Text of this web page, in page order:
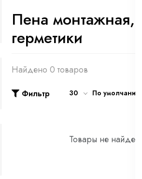
Пена монтажная,
герметики
Найдено 0 товаров
Фильтр 30 По умолчанию
Товары не найдены!